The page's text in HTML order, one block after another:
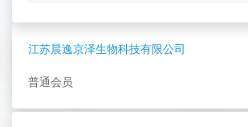
江苏晨逸京泽生物科技有限公司
普通会员